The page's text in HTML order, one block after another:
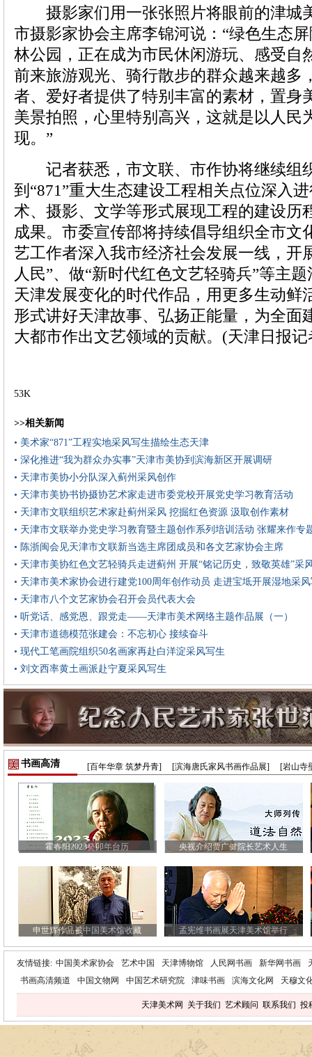
摄影家们用一张张照片将眼前的津城
市摄影家协会主席李锦河说：“绿色生态
林公园，正在成为市民休闲游玩、感受自
前来旅游观光、骑行散步的群众越来越多
者、爱好者提供了特别丰富的素材，置身
美景拍照，心里特别高兴，这就是以人民
现。”
记者获悉，市文联、市作协将继续组
到“871”重大生态建设工程相关点位深入
术、摄影、文学等形式展现工程的建设历
成果。市委宣传部将持续倡导组织全市文
艺工作者深入我市经济社会发展一线，开
人民”、做“新时代红色文艺轻骑兵”等主
天津发展变化的时代作品，用更多生动鲜
形式讲好天津故事、弘扬正能量，为全面
大都市作出文艺领域的贡献。(天津日报
53K
>>相关新闻
• 美术家“871”工程实地采风写生描绘生态天津
• 深化推进“我为群众办实事”天津市美协到滨海新区开展调研
• 天津市美协小分队深入蓟州采风创作
• 天津市美协书协摄协艺术家走进市委党校开展党史学习教育活动
• 天津市文联组织艺术家赴蓟州采风 挖掘红色资源 汲取创作素材
• 天津市文联举办党史学习教育暨主题创作系列培训活动 张耀来作专
• 陈浙闽会见天津市文联新当选主席团成员和各文艺家协会主席
• 天津市美协红色文艺轻骑兵走进蓟州 开展“铭记历史，致敬英雄”采
• 天津市美术家协会进行建党100周年创作动员 走进宝坻开展湿地采
• 天津市八个文艺家协会召开会员代表大会
• 听党话、感党恩、跟党走——天津市美术网络主题作品展（一）
• 天津市道德模范张建会：不忘初心 接续奋斗
• 现代工笔画院组织50名画家再赴白洋淀采风写生
• 刘文西率黄土画派赴宁夏采风写生
书画高清 [百年华章 筑梦丹青] [滨海唐氏家风书画作品展] [岩山寺
霍春阳2023癸卯年台历 央视介绍贾广健院长艺术人生
申世辉作品被中国美术馆收藏 孟宪维书画展天津美术馆举行
友情链接: 中国美术家协会 艺术中国 天津博物馆 人民网书画 新华网书画
书画高清频道
中国文物网 中国艺术研究院 津味书画 滨海文化网 天穆文
天津美术网 关于我们 艺术顾问 联系我们 投